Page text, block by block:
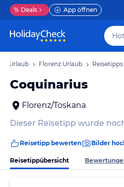
% Deals App öffnen
Urlaub Florenz Urlaub
Coquinarius
Florenz/Toskana
Dieser Reisetipp wurde
Reisetipp bewerten Bilder
Reisetippübersicht